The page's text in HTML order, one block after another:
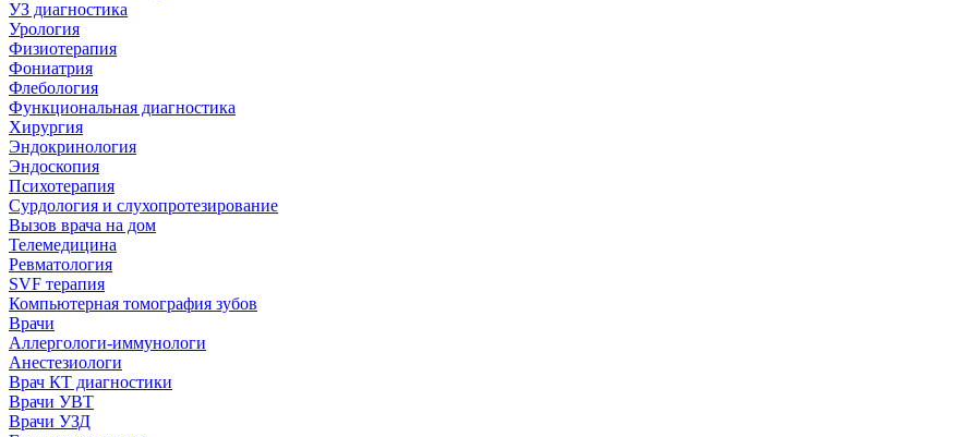
УЗ диагностика
Урология
Физиотерапия
Фониатрия
Флебология
Функциональная диагностика
Хирургия
Эндокринология
Эндоскопия
Психотерапия
Сурдология и слухопротезирование
Вызов врача на дом
Телемедицина
Ревматология
SVF терапия
Компьютерная томография зубов
Врачи
Аллергологи-иммунологи
Анестезиологи
Врач КТ диагностики
Врачи УВТ
Врачи УЗД